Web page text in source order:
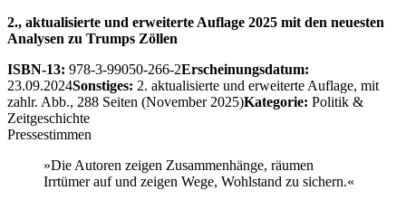
2., aktualisierte und erweiterte Auflage 2025 mit den neuesten
Analysen zu Trumps Zöllen
ISBN-13: 978-3-99050-266-2Erscheinungsdatum:
23.09.2024Sonstiges: 2. aktualisierte und erweiterte Auflage, mit
zahlr. Abb., 288 Seiten (November 2025)Kategorie: Politik &
Zeitgeschichte
Pressestimmen
»Die Autoren zeigen Zusammenhänge, räumen
Irrtümer auf und zeigen Wege, Wohlstand zu sichern.«